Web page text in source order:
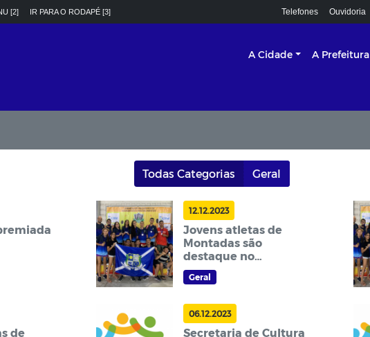
[2] IR PARA O RODAPÉ [3] Telefones Ouvidoria
A Cidade A Prefeitura
Todas Categorias Geral
12.12.2023
Jovens atletas de
Montadas são
destaque no
Badminton Paraibano
Geral
de
06.12.2023
Secretaria de Cultura